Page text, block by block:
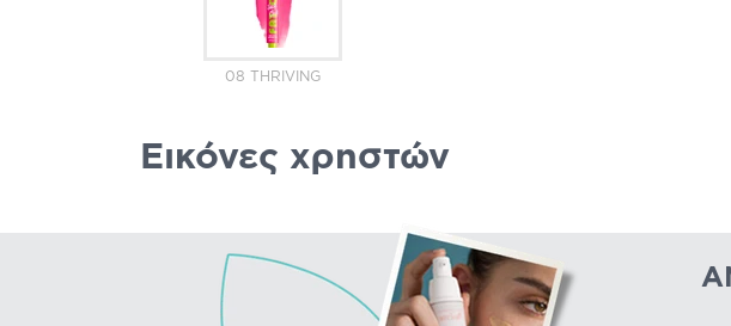
08 THRIVING
Εικόνες χρηστών